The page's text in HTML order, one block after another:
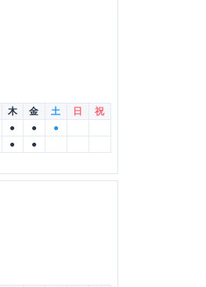
木 金 土 日
祝
● ●
●
● ●